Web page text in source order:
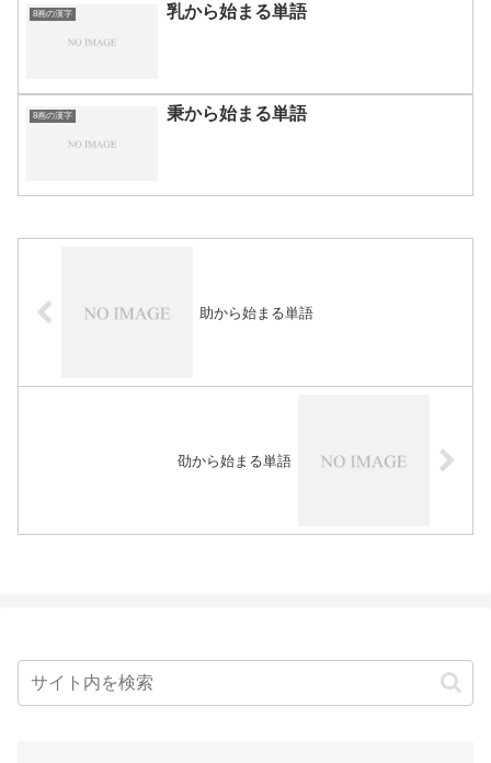
8画の漢字 乳から始まる単語
8画の漢字 秉から始まる単語
助から始まる単語
劭から始まる単語